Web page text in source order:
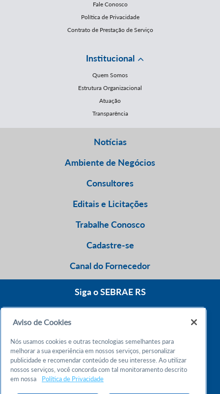
Fale Conosco
Política de Privacidade
Contrato de Prestação de Serviço
Institucional
Quem Somos
Estrutura Organizacional
Atuação
Transparência
Notícias
Ambiente de Negócios
Consultores
Editais e Licitações
Trabalhe Conosco
Cadastre-se
Canal do Fornecedor
Siga o SEBRAE RS
Atendimento 24h
Chame no WhatsApp
Aviso de Cookies
Nós usamos cookies e outras tecnologias semelhantes para
melhorar a sua experiência em nossos serviços, personalizar
publicidade e recomendar conteúdo de seu interesse. Ao utilizar
nossos serviços, você concorda com tal monitoramento descrito
em nossa
Política de Privacidade